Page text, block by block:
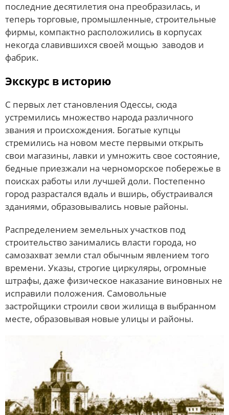
последние десятилетия она преобразилась, и
теперь торговые, промышленные, строительные
фирмы, компактно расположились в корпусах
некогда славившихся своей мощью заводов и
фабрик.
Экскурс в историю
С первых лет становления Одессы, сюда
устремились множество народа различного
звания и происхождения. Богатые купцы
стремились на новом месте первыми открыть
свои магазины, лавки и умножить свое состояние,
бедные приезжали на черноморское побережье в
поисках работы или лучшей доли. Постепенно
город разрастался вдаль и вширь, обустраивался
зданиями, образовывались новые районы.
Распределением земельных участков под
строительство занимались власти города, но
самозахват земли стал обычным явлением того
времени. Указы, строгие циркуляры, огромные
штрафы, даже физическое наказание виновных не
исправили положения. Самовольные
застройщики строили свои жилища в выбранном
месте, образовывая новые улицы и районы.